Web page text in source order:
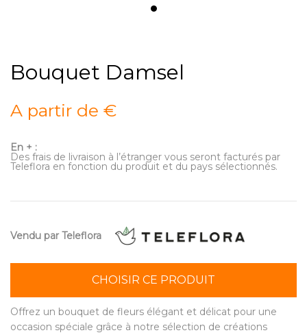
Bouquet Damsel
A partir de €
En + :
Des frais de livraison à l’étranger vous seront facturés par
Teleflora en fonction du produit et du pays sélectionnés.
Vendu par Teleflora
CHOISIR CE PRODUIT
Offrez un bouquet de fleurs élégant et délicat pour une
occasion spéciale grâce à notre sélection de créations